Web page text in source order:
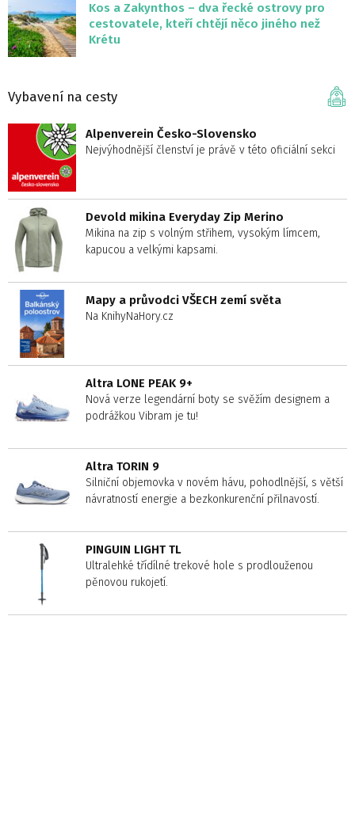
Kos a Zakynthos – dva řecké ostrovy pro
cestovatele, kteří chtějí něco jiného než
Krétu
Vybavení na cesty
Alpenverein Česko-Slovensko
Nejvýhodnější členství je právě v této oficiální sekci
Devold mikina Everyday Zip Merino
Mikina na zip s volným střihem, vysokým límcem,
kapucou a velkými kapsami.
Mapy a průvodci VŠECH zemí světa
Na KnihyNaHory.cz
Altra LONE PEAK 9+
Nová verze legendární boty se svěžím designem a
podrážkou Vibram je tu!
Altra TORIN 9
Silniční objemovka v novém hávu, pohodlnější, s větší
návratností energie a bezkonkurenční přilnavostí.
PINGUIN LIGHT TL
Ultralehké třídílné trekové hole s prodlouženou
pěnovou rukojetí.